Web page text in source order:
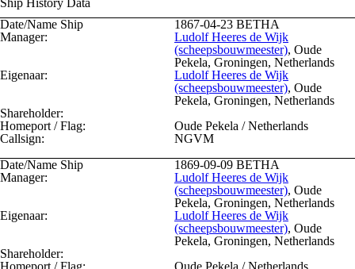
Ship History Data
Date/Name Ship
1867-04-23 BETHA
Manager:
Ludolf Heeres de Wijk
(scheepsbouwmeester), Oude
Pekela, Groningen, Netherlands
Eigenaar:
Ludolf Heeres de Wijk
(scheepsbouwmeester), Oude
Pekela, Groningen, Netherlands
Shareholder:
Homeport / Flag:
Oude Pekela / Netherlands
Callsign:
NGVM
Date/Name Ship
1869-09-09 BETHA
Manager:
Ludolf Heeres de Wijk
(scheepsbouwmeester), Oude
Pekela, Groningen, Netherlands
Eigenaar:
Ludolf Heeres de Wijk
(scheepsbouwmeester), Oude
Pekela, Groningen, Netherlands
Shareholder:
Homeport / Flag:
Oude Pekela / Netherlands